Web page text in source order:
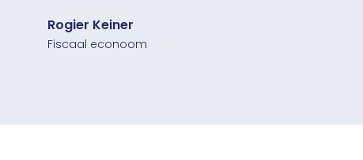
Rogier Keiner
Fiscaal econoom